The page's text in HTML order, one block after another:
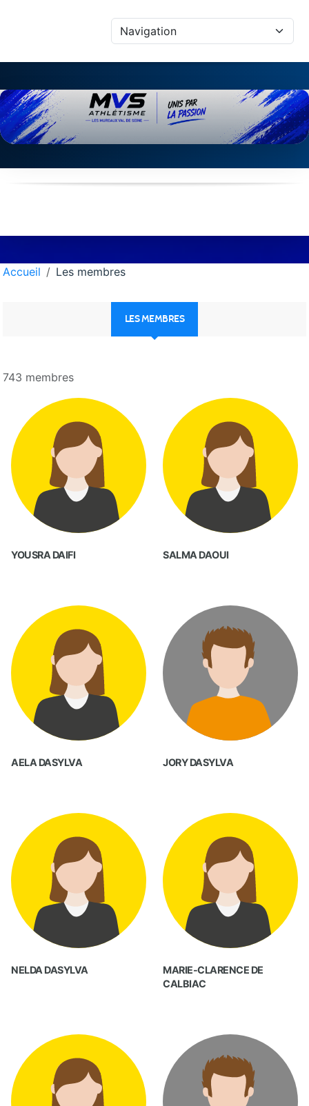
Accueil Les membres
LES MEMBRES
743 membres
YOUSRA DAIFI SALMA DAOUI
AELA DASYLVA JORY DASYLVA
NELDA DASYLVA
MARIE-CLARENCE DE
CALBIAC